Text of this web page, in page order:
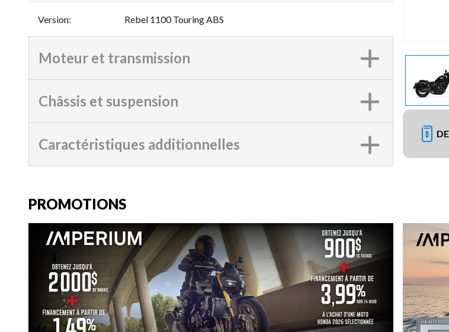
Version: Rebel 1100 Touring ABS
Moteur et transmission
Châssis et suspension
Caractéristiques additionnelles
PROMOTIONS